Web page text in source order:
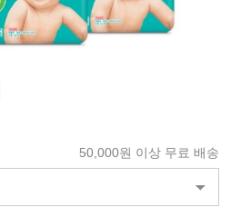
50,000원 이상 무료 배송